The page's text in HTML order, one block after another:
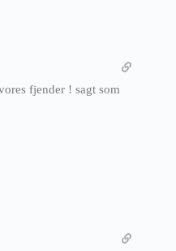
fjender ! sagt som